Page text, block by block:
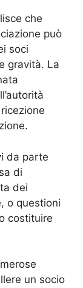
che
può
soci
gravità. La
da parte
di
dei
o questioni
costituire
un socio